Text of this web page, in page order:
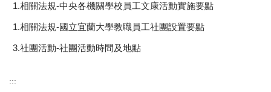
1.相關法規-中央各機關學校員工文康活動實施要點
1.相關法規-國立宜蘭大學教職員工社團設置要點
3.社團活動-社團活動時間及地點
:::